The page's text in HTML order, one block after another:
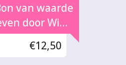
van waarde
door Wim
€12,50